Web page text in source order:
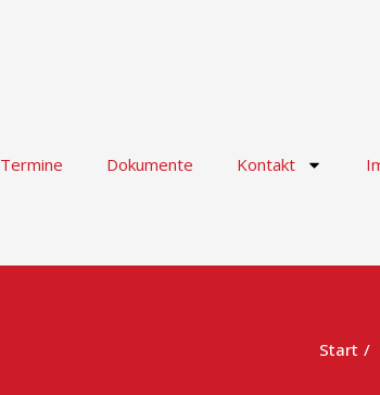
Termine Dokumente Kontakt
Start